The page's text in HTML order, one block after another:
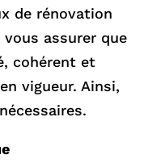
de rénovation
assurer que
cohérent et
vigueur. Ainsi,